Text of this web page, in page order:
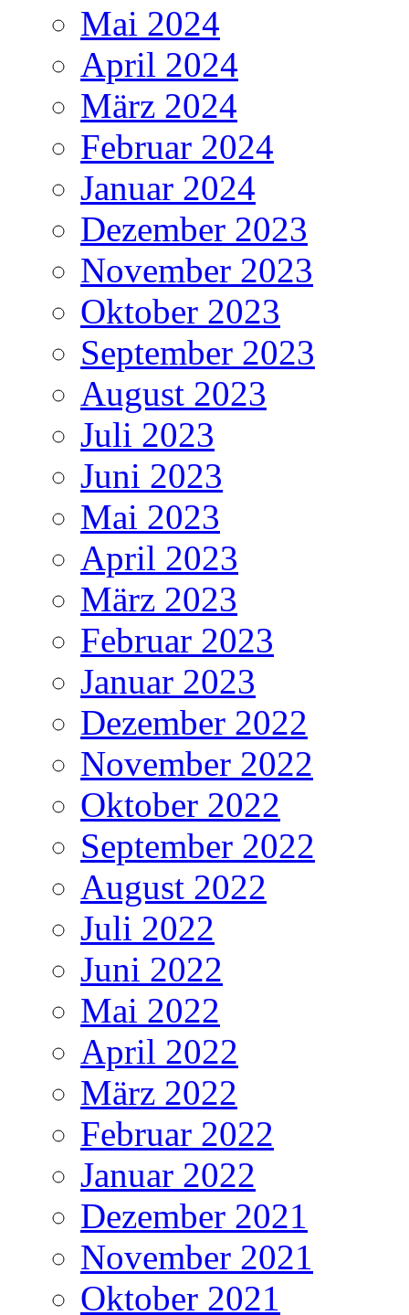
Mai 2024
April 2024
März 2024
Februar 2024
Januar 2024
Dezember 2023
November 2023
Oktober 2023
September 2023
August 2023
Juli 2023
Juni 2023
Mai 2023
April 2023
März 2023
Februar 2023
Januar 2023
Dezember 2022
November 2022
Oktober 2022
September 2022
August 2022
Juli 2022
Juni 2022
Mai 2022
April 2022
März 2022
Februar 2022
Januar 2022
Dezember 2021
November 2021
Oktober 2021